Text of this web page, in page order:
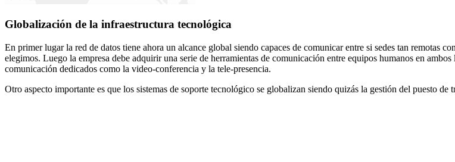
Globalización de la infraestructura tecnológica
En primer lugar la red de datos tiene ahora un alcance global siendo capaces de comunicar entre si sedes tan remotas
elegimos. Luego la empresa debe adquirir una serie de herramientas de comunicación entre equipos humanos en
comunicación dedicados como la video-conferencia y la tele-presencia.
Otro aspecto importante es que los sistemas de soporte tecnológico se globalizan siendo quizás la gestión del puesto